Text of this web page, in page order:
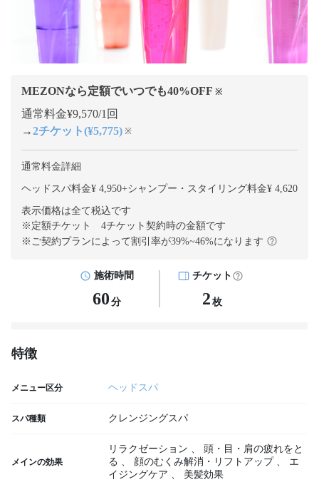
MEZONなら定額でいつでも40%OFF ※
通常料金¥9,570/1回
→2チケット(¥5,775) ※
通常料金詳細
ヘッドスパ料金¥ 4,950+シャンプー・スタイリング料金¥ 4,620
表示価格は全て税込です
※定額チケット 4チケット契約時の金額です
※ご契約プランによって割引率が39%~46%になります
施術時間
60 分
チケット
2 枚
特徴
メニュー区分 ヘッドスパ
スパ種類 クレンジングスパ
メインの効果
リラクゼーション 、
頭・目・肩の疲れをと
る 、 顔のむくみ解消・リフトアップ 、
エ
イジングケア 、 美髪効果